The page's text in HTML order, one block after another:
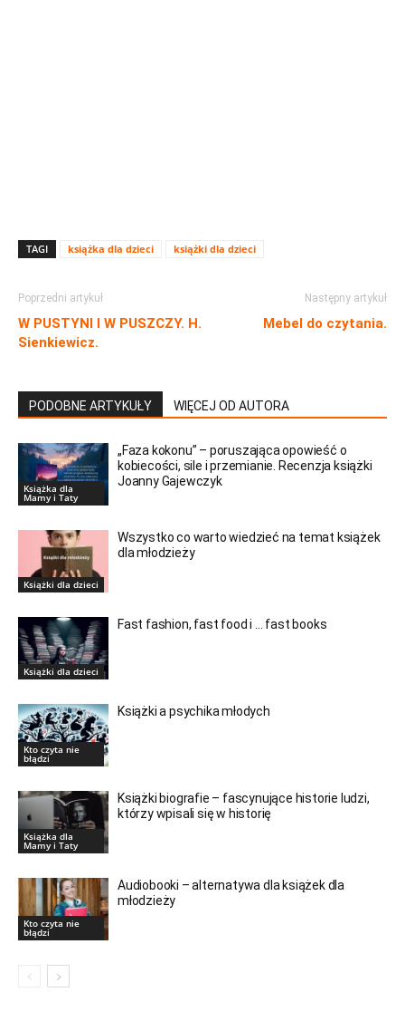
TAGI książka dla dzieci książki dla dzieci
Poprzedni artykuł
W PUSTYNI I W PUSZCZY. H.
Sienkiewicz.
Następny artykuł
Mebel do czytania.
PODOBNE ARTYKUŁY WIĘCEJ OD AUTORA
Książka dla
Mamy i Taty
„Faza kokonu” – poruszająca opowieść o
kobiecości, sile i przemianie. Recenzja książki
Joanny Gajewczyk
Książki dla dzieci
Wszystko co warto wiedzieć na temat książek
dla młodzieży
Książki dla dzieci
Fast fashion, fast food i … fast books
Kto czyta nie
błądzi
Książki a psychika młodych
Książka dla
Mamy i Taty
Książki biografie – fascynujące historie ludzi,
którzy wpisali się w historię
Kto czyta nie
błądzi
Audiobooki – alternatywa dla książek dla
młodzieży